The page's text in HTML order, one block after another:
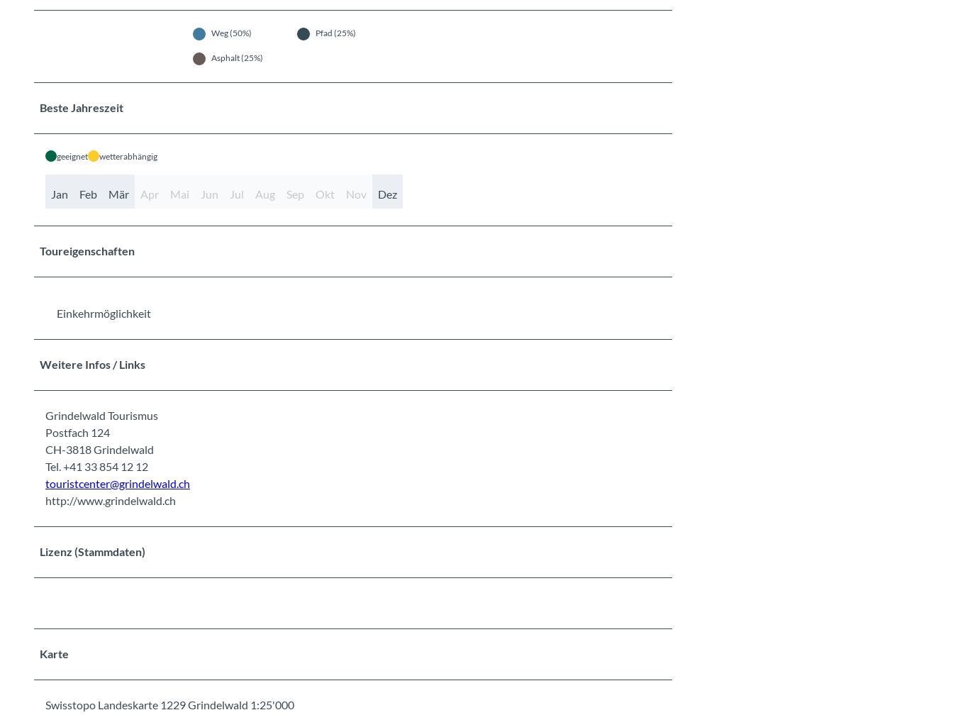
Weg (50%) Pfad (25%)
Asphalt (25%)
Beste Jahreszeit
geeignet wetterabhängig
Jan Feb Mär Apr Mai Jun Jul Aug Sep Okt Nov Dez
Toureigenschaften
Einkehrmöglichkeit
Weitere Infos / Links
Grindelwald Tourismus
Postfach 124
CH-3818 Grindelwald
Tel. +41 33 854 12 12
touristcenter@grindelwald.ch
http://www.grindelwald.ch
Lizenz (Stammdaten)
Karte
Swisstopo Landeskarte 1229 Grindelwald 1:25'000